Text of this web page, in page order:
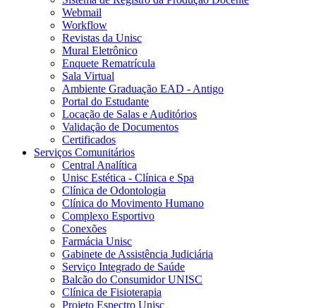
Webmail
Workflow
Revistas da Unisc
Mural Eletrônico
Enquete Rematrícula
Sala Virtual
Ambiente Graduação EAD - Antigo
Portal do Estudante
Locação de Salas e Auditórios
Validação de Documentos
Certificados
Serviços Comunitários
Central Analítica
Unisc Estética - Clínica e Spa
Clínica de Odontologia
Clínica do Movimento Humano
Complexo Esportivo
Conexões
Farmácia Unisc
Gabinete de Assistência Judiciária
Serviço Integrado de Saúde
Balcão do Consumidor UNISC
Clínica de Fisioterapia
Projeto Espectro Unisc